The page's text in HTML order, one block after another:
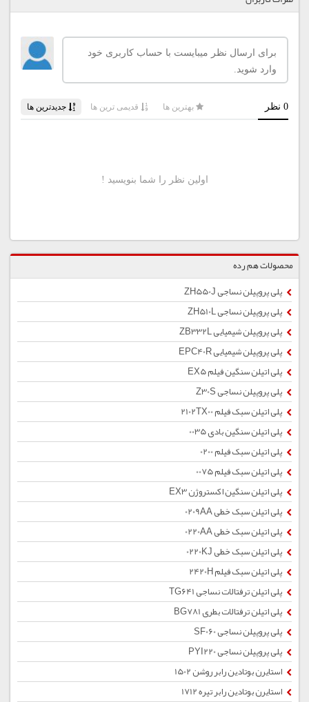
محصولات هم رده
پلی پروپیلن نساجی ZH550J
پلی پروپیلن نساجی ZH510L
پلی پروپیلن شیمیایی ZB332L
پلی پروپیلن شیمیایی EPC40R
پلی اتیلن سنگین فیلم EX5
پلی پروپیلن نساجی Z30S
پلی اتیلن سبک فیلم 2102TX00
پلی اتیلن سنگین بادی 0035
پلی اتیلن سبک فیلم 0200
پلی اتیلن سبک فیلم 0075
پلی اتیلن سنگین اکستروژن EX3
پلی اتیلن سبک خطی 0209AA
پلی اتیلن سبک خطی 0220AA
پلی اتیلن سبک خطی 0220KJ
پلی اتیلن سبک فیلم 2420H
پلی اتیلن ترفتالات نساجی TG641
پلی اتیلن ترفتالات بطری BG781
پلی پروپیلن نساجی SF060
پلی پروپیلن نساجی PYI220
استایرن بوتادین رابر روشن 1502
استایرن بوتادین رابر تیره 1712